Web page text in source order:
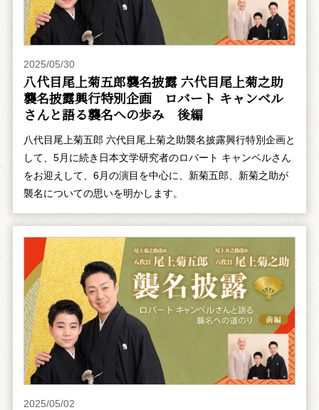
2025/05/30
八代目尾上菊五郎襲名披露 六代目尾上菊之助
襲名披露興行特別企画 ――ロバート キャンベル
さんと語る襲名への歩み 後編
八代目尾上菊五郎 六代目尾上菊之助襲名披露興行特別企画と
して、5月に続き日本文学研究者のロバート キャンベルさん
をお迎えして、6月の演目を中心に、新菊五郎、新菊之助が
襲名についての思いを明かします。
2025/05/02